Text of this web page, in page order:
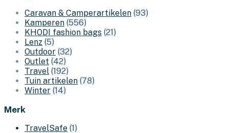
Caravan & Camperartikelen (93)
Kamperen (556)
KHODI fashion bags (21)
Lenz (5)
Outdoor (32)
Outlet (42)
Travel (192)
Tuin artikelen (78)
Winter (14)
Merk
TravelSafe (1)